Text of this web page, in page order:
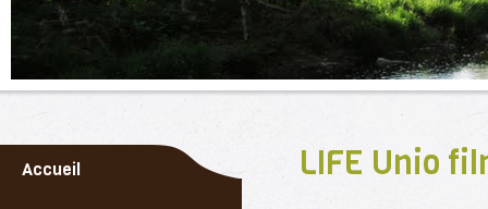
Accueil LIFE Unio